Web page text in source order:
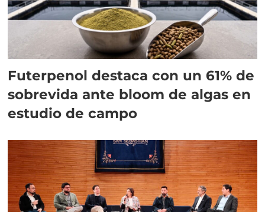
Futerpenol destaca con un 61% de
sobrevida ante bloom de algas en
estudio de campo